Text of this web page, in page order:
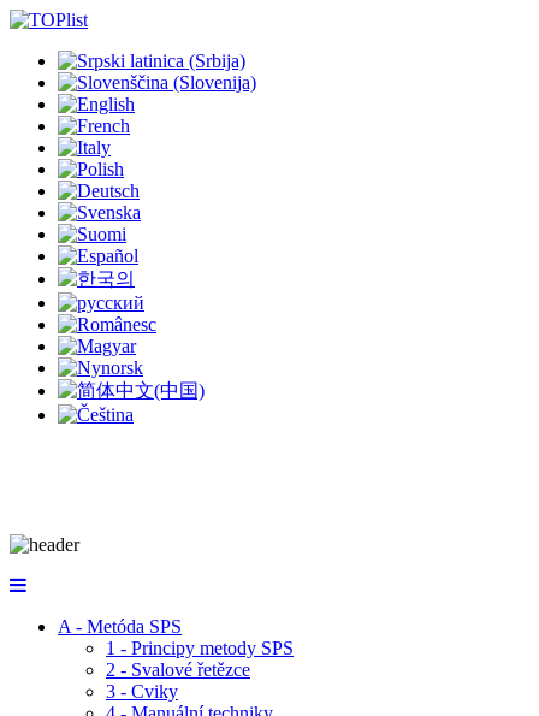
A - Metóda SPS
1 - Principy metody SPS
2 - Svalové řetězce
3 - Cviky